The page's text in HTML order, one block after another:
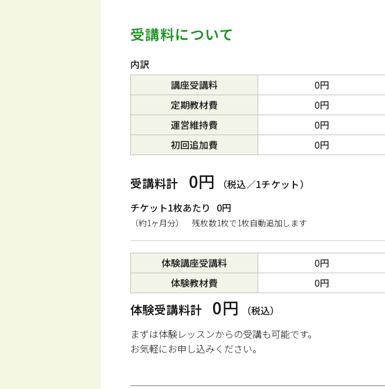
受講料について
内訳
講座受講料
0円
定期教材費
0円
運営維持費
0円
初回追加費
0円
受講料計 0円
（税込／1チケット）
チケット1枚あたり 0円
（約1ヶ月分） 残枚数1枚で1枚自動追加します
体験講座受講料
0円
体験教材費
0円
体験受講料計 0円
（税込）
まずは体験レッスンからの受講も可能です。
お気軽にお申し込みください。